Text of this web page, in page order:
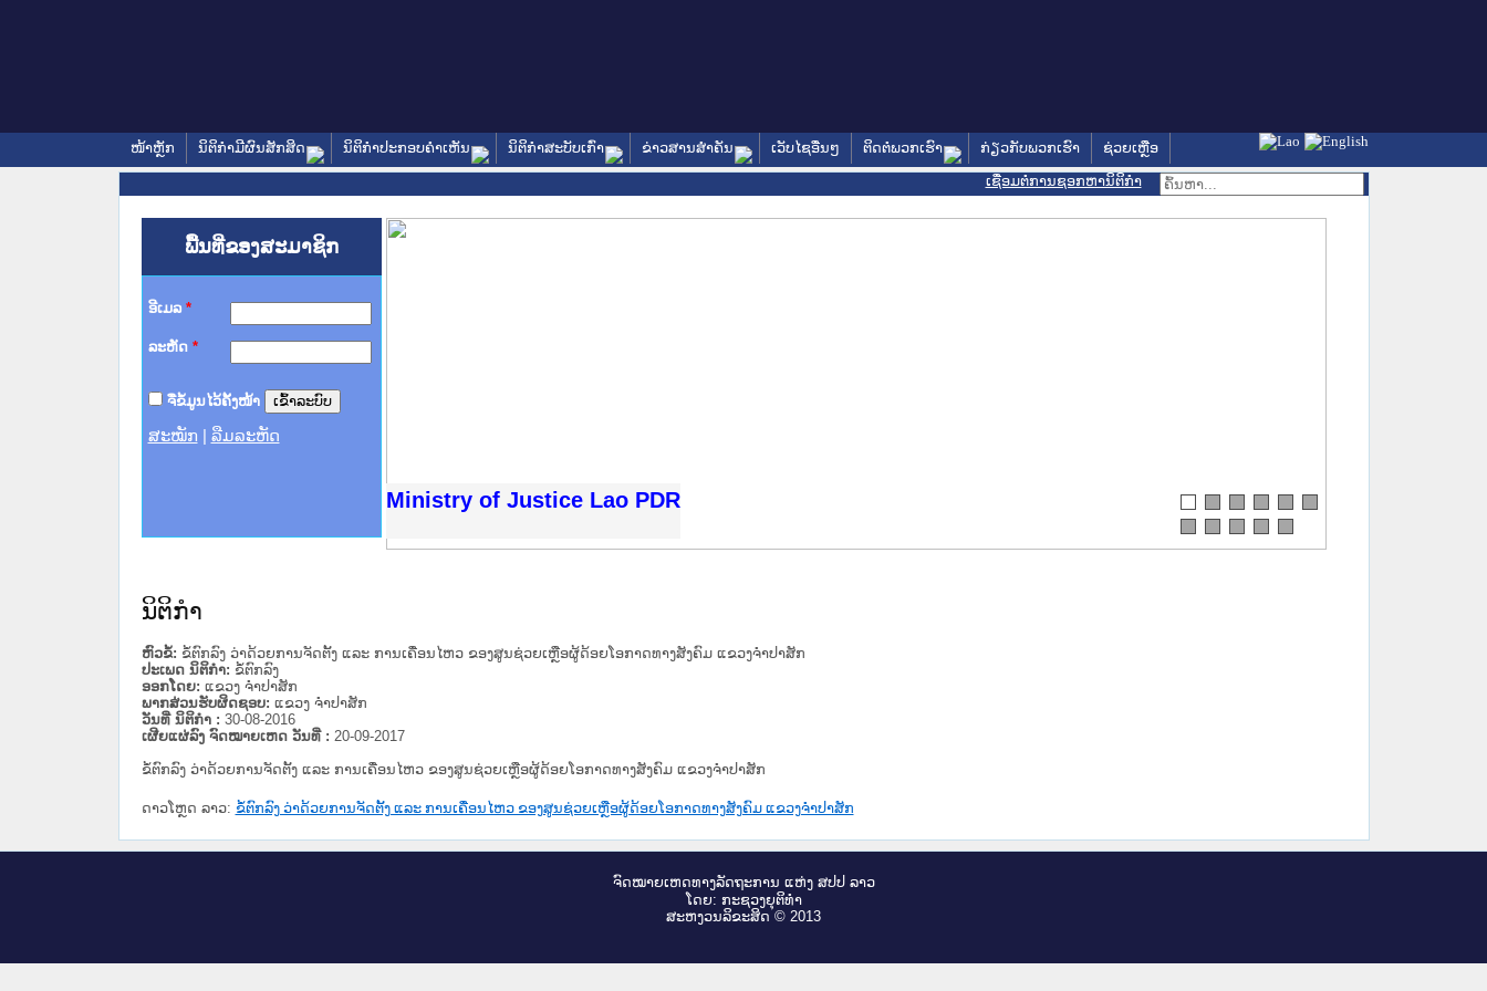
ໜ້າຫຼັກ ນິຕິກໍາມີຜົນສັກສິດ ນິຕິກໍາປະກອບຄໍາເຫັນ ນິຕິກໍາສະບັບເກົ່າ ຂ່າວສານສໍາຄັນ ເວັບໄຊອື່ນໆ ຕິດຕໍ່ພວກເຮົາ ກ່ຽວກັບພວກເຮົາ
ຊ່ວຍເຫຼືອ
ເຊື່ອມຕໍ່ການຊອກຫານິຕິກຳ
ພື້ນທີ່ຂອງສະມາຊິກ
ອີເມລ *
ລະຫັດ *
ຈື່ຂໍ້ມູນໄວ້ຄັ້ງໜ້າ
ສະໝັກ ລືມລະຫັດ
Ministry of Justice Lao PDR
ານສະພາປະຊາຊົນ ພາກເໜືອ
ທາງລັດຖະການ
ສຳລັບ ພາກກາງ
ສຳລັບ ພາກໃຕ້
ວິທະຍາຄານຕຳຫຼວດປະຊາຊົນ
ວິທະຍາຄານສັນຕິບານປະຊາຊົນ
ຂັ້ນແຂວງພາກເໜືອ
ານສະພາປະຊາຊົນ ພາກກາງ
ນິຕິກໍາ
ຫົວຂໍ້: ຂໍ້ຕົກລົງ ວ່າດ້ວຍການຈັດຕັ້ງ ແລະ ການເຄື່ອນໄຫວ ຂອງສູນຊ່ວຍເຫຼືອຜູ້ດ້ອຍໂອກາດທາງສັງຄົມ ແຂວງຈຳປາສັກ
ປະເພດ ນິຕິກໍາ: ຂໍ້ຕົກລົງ
ອອກໂດຍ: ແຂວງ ຈໍາປາສັກ
ພາກສ່ວນຮັບຜິດຊອບ: ແຂວງ ຈໍາປາສັກ
ວັນທີ່ ນິຕິກໍາ : 30-08-2016
ເຜີຍແຜ່ລົງ ຈົດໝາຍເຫດ ວັນທີ່ : 20-09-2017
ຂໍ້ຕົກລົງ ວ່າດ້ວຍການຈັດຕັ້ງ ແລະ ການເຄື່ອນໄຫວ ຂອງສູນຊ່ວຍເຫຼືອຜູ້ດ້ອຍໂອກາດທາງສັງຄົມ ແຂວງຈຳປາສັກ
ດາວໂຫຼດ ລາວ: ຂໍ້ຕົກລົງ ວ່າດ້ວຍການຈັດຕັ້ງ ແລະ ການເຄື່ອນໄຫວ ຂອງສູນຊ່ວຍເຫຼືອຜູ້ດ້ອຍໂອກາດທາງສັງຄົມ ແຂວງຈຳປາສັກ
ຈົດ​ໝາຍ​ເຫດ​ທາງ​ລັດ​ຖະ​ການ ແຫ່ງ ສ​ປ​ປ ລາວ
ໂດຍ: ກະ​ຊວງຍຸ​ຕິ​ທຳ
ສະ​ຫງວນ​ລິ​ຂະ​ສິດ © 2013